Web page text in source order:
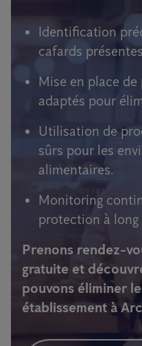
Identification
cafards
Mise en place
adaptés pour
Utilisation de
sûrs pour les
alimentaires.
Monitoring
protection à long
Prenons rendez-
gratuite et
pouvons éliminer
établissement à